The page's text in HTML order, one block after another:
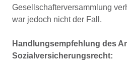
Gesellschafterversammlung
war jedoch nicht der Fall.
Handlungsempfehlung des
Sozialversicherungsrecht: